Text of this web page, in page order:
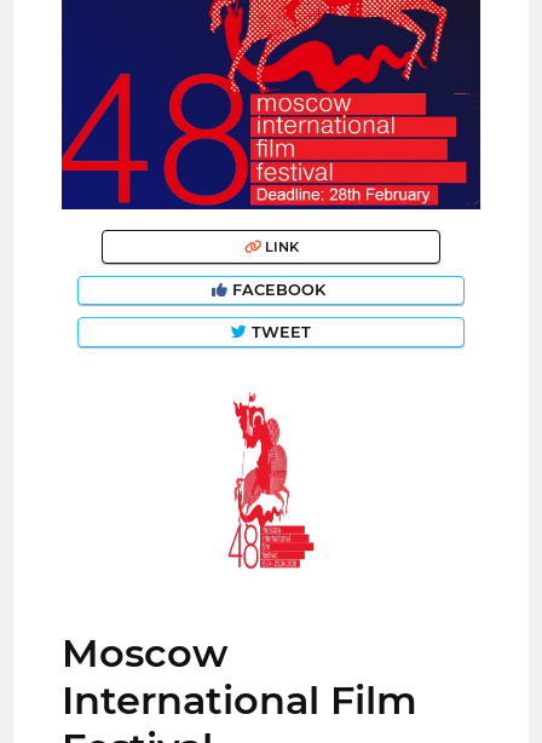
LINK
FACEBOOK
TWEET
Moscow
International Film